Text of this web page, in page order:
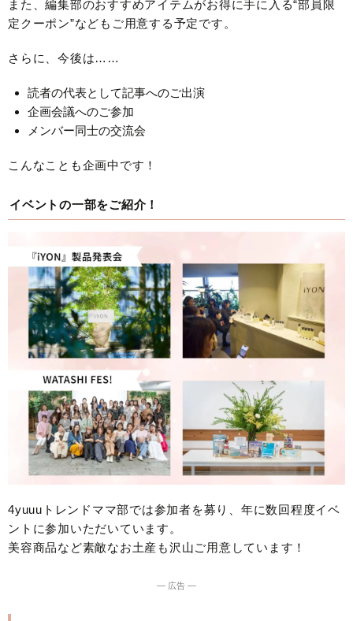
また、編集部のおすすめアイテムがお得に手に入る“部員限
定クーポン”などもご用意する予定です。
さらに、今後は……
読者の代表として記事へのご出演
企画会議へのご参加
メンバー同士の交流会
こんなことも企画中です！
イベントの一部をご紹介！
4yuuuトレンドママ部では参加者を募り、年に数回程度イベ
ントに参加いただいています。
美容商品など素敵なお土産も沢山ご用意しています！
― 広告 ―